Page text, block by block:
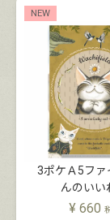
NEW
3ポケＡ5フ
んのいい
¥ 660